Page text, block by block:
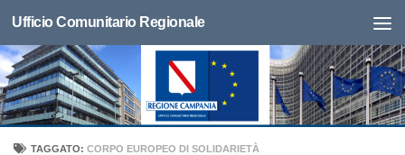
Ufficio Comunitario Regionale
TAGGATO:CORPO EUROPEO DI SOLIDARIETÀ